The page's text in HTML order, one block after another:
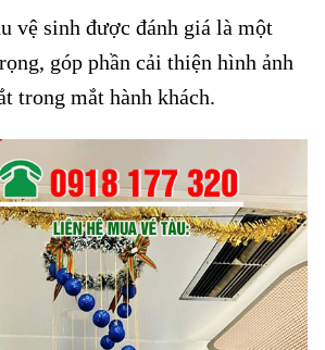
vệ sinh được đánh giá là một
góp phần cải thiện hình ảnh
trong mắt hành khách.